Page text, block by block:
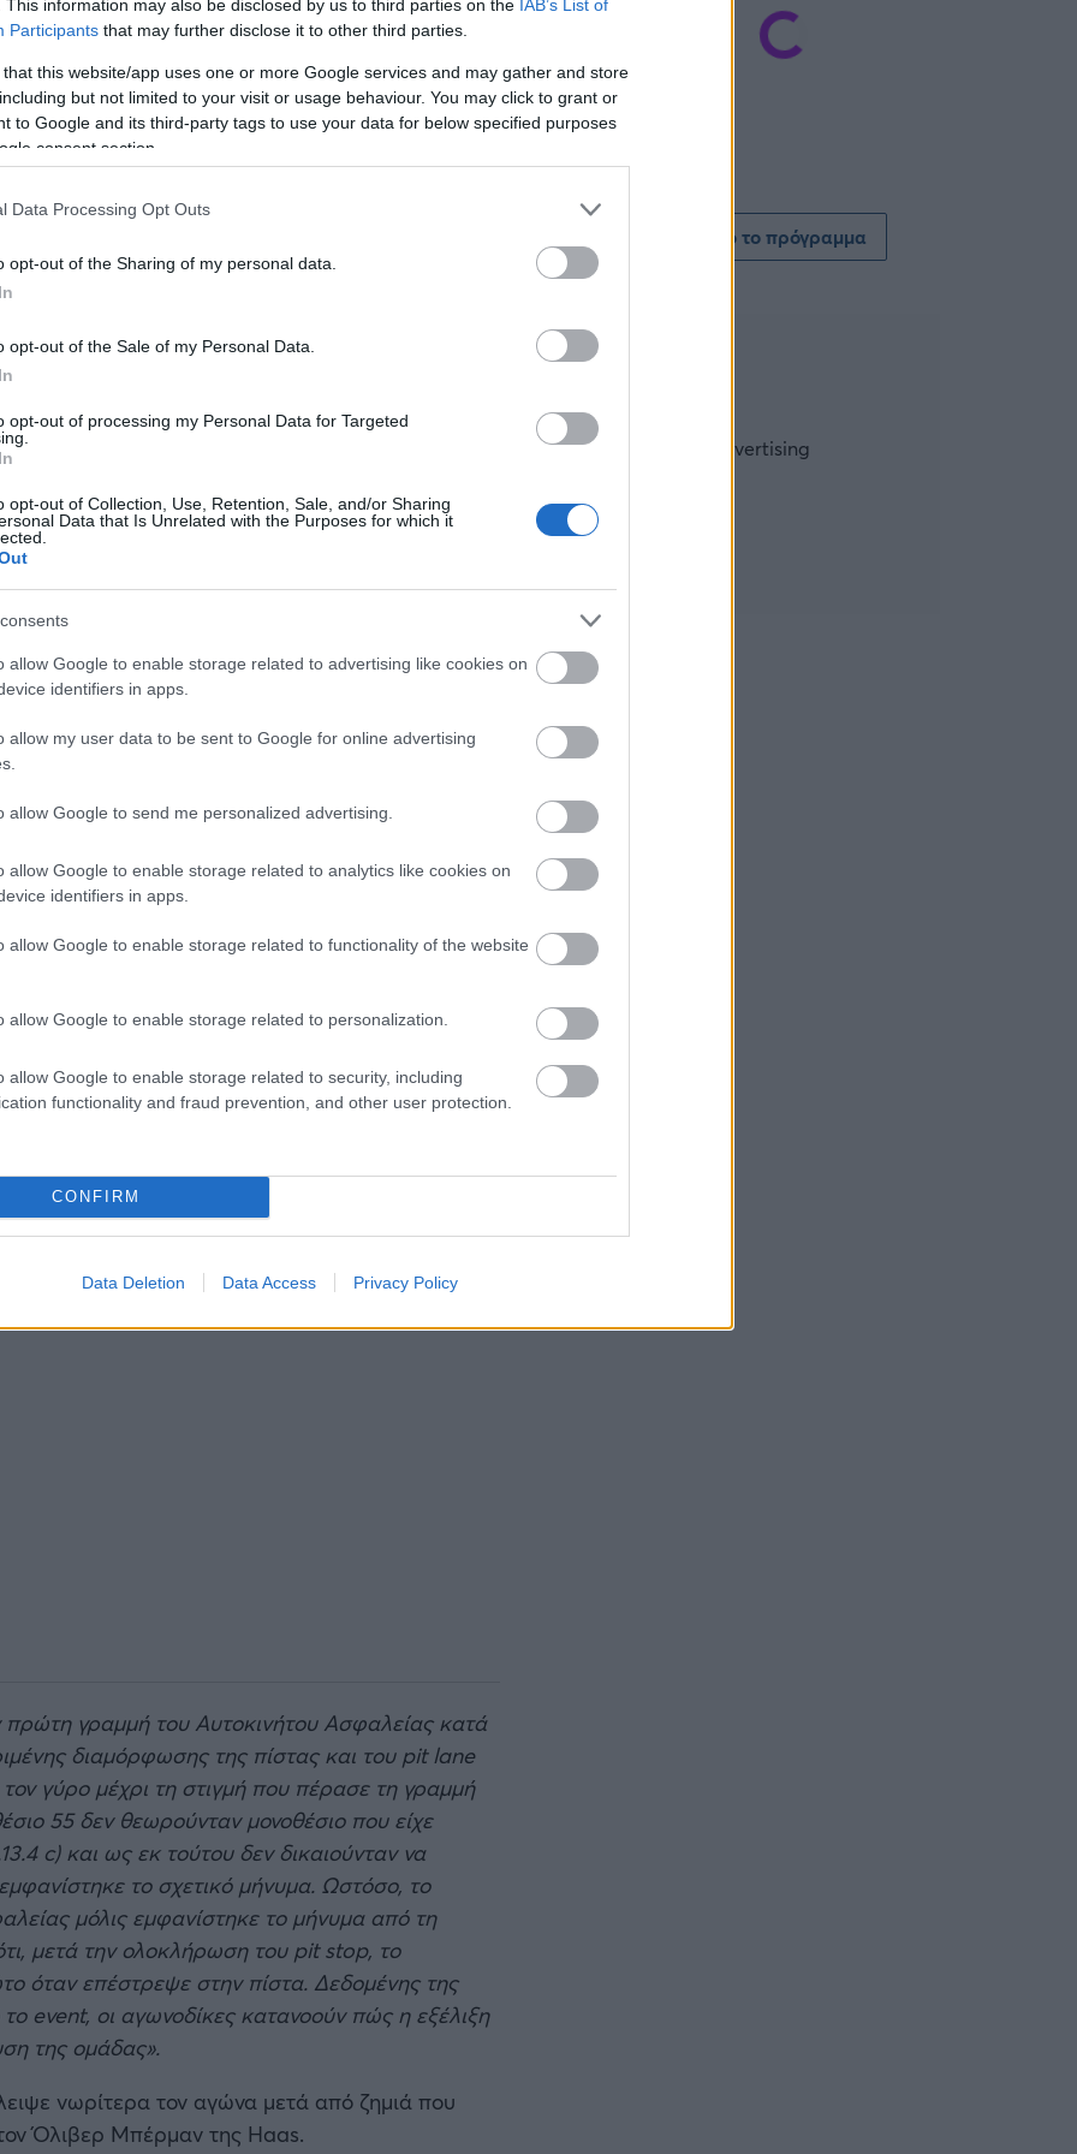
This information may also be disclosed by us to third parties on the IAB’s List of
Participants that may further disclose it to other third parties.
that this website/app uses one or more Google services and may gather and store
but not limited to your visit or usage behaviour. You may click to grant or
to Google and its third-party tags to use your data for below specified purposes
consent section.
Data Processing Opt Outs
opt-out of the Sharing of my personal data.
opt-out of the Sale of my Personal Data.
opt-out of processing my Personal Data for Targeted
opt-out of Collection, Use, Retention, Sale, and/or Sharing
Data that Is Unrelated with the Purposes for which it
allow Google to enable storage related to advertising like cookies on
identifiers in apps.
allow my user data to be sent to Google for online advertising
allow Google to send me personalized advertising.
allow Google to enable storage related to analytics like cookies on
identifiers in apps.
allow Google to enable storage related to functionality of the website
allow Google to enable storage related to personalization.
allow Google to enable storage related to security, including
functionality and fraud prevention, and other user protection.
CONFIRM
Data Deletion Data Access Privacy Policy
Δευτέρα μετά από Grand Prix στις 16:30 στο
δεδικασμένο
ρόλο στο αλαλούμ που ακολούθησε.
ο Carlos Sainz έγινε ο πρώτος οδηγός στην
ενός ολόκληρου γύρου στον τελικό του
έναν γύρο χωρίς να τον δικαιούται.
της απόφασης:
πρώτη γραμμή του Αυτοκινήτου Ασφαλείας κατά
διαμόρφωσης της πίστας και του pit lane
γύρο μέχρι τη στιγμή που πέρασε τη γραμμή
55 δεν θεωρούνταν μονοθέσιο που είχε
c) και ως εκ τούτου δεν δικαιούνταν να
το σχετικό μήνυμα. Ωστόσο, το
μόλις εμφανίστηκε το μήνυμα από τη
μετά την ολοκλήρωση του pit stop, το
όταν επέστρεψε στην πίστα. Δεδομένης της
event, οι αγωνοδίκες κατανοούν πώς η εξέλιξη
της ομάδας».
νωρίτερα τον αγώνα μετά από ζημιά που
Όλιβερ Μπέρμαν της Haas.
Δείτε όλο το πρόγραμμα